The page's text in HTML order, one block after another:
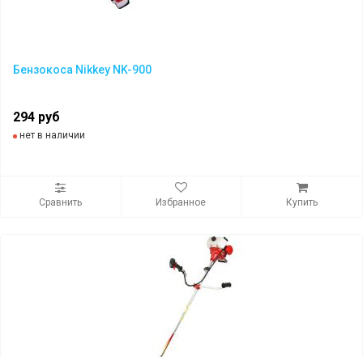
Бензокоса Nikkey NK-900
294 руб
нет в наличии
Сравнить Избранное Купить